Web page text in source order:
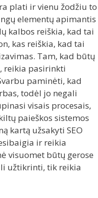
plati ir vienu žodžiu to
elementų apimantis
kalbos reiškia, kad tai
kas reiškia, kad tai
Tam, kad būtų
reikia pasirinkti
paminėti, kad
todėl jo negali
visais procesais,
paieškos sistemos
kartą užsakyti SEO
ir reikia
visuomet būtų gerose
užtikrinti, tik reikia